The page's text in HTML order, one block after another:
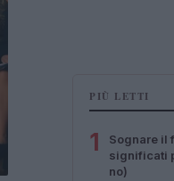
PIÙ LETTI
1
Sognare il
significati
no)